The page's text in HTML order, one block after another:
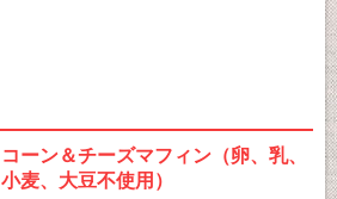
コーン＆チーズマフィン（卵、乳、
小麦、大豆不使用）